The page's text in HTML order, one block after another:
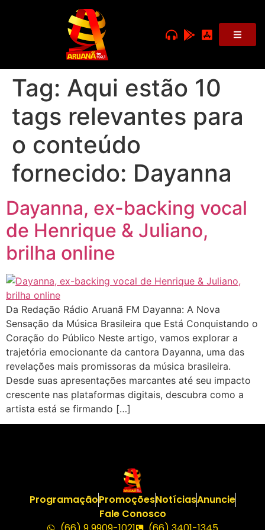
Tag: Aqui estão 10
tags relevantes para
o conteúdo
fornecido: Dayanna
Dayanna, ex-backing vocal
de Henrique & Juliano,
brilha online
Da Redação Rádio Aruanã FM Dayanna: A Nova
Sensação da Música Brasileira que Está Conquistando o
Coração do Público Neste artigo, vamos explorar a
trajetória emocionante da cantora Dayanna, uma das
revelações mais promissoras da música brasileira.
Desde suas apresentações marcantes até seu impacto
crescente nas plataformas digitais, descubra como a
artista está se firmando […]
ProgramaçãoPromoçõesNotíciasAnuncie
Fale Conosco